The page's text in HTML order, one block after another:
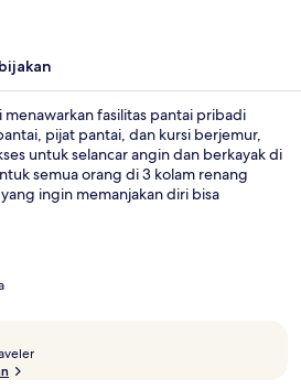
menawarkan fasilitas pantai pribadi
pijat pantai, dan kursi berjemur,
untuk selancar angin dan berkayak di
semua orang di 3 kolam renang
ingin memanjakan diri bisa
Langkawi Kitchen merupakan
masakan lokal serta buka
Keunggulan lain di hotel mewah
klub anak gratis, dan
staf.